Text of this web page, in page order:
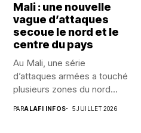
Mali : une nouvelle
vague d’attaques
secoue le nord et le
centre du pays
Au Mali, une série
d’attaques armées a touché
plusieurs zones du nord...
PARALAFI INFOS 5 JUILLET 2026